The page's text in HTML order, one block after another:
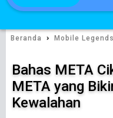
Beranda › Mobile Legends
Bahas META
META yang
Kewalahan